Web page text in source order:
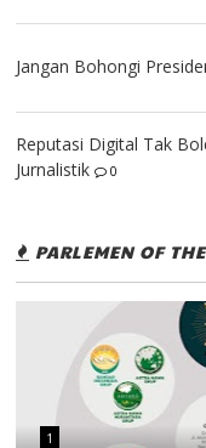
Jangan Bohongi
Reputasi Digital Tak
Jurnalistik
0
PARLEMEN OF
1